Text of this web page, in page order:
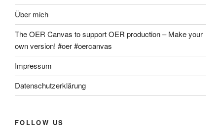
Über mich
The OER Canvas to support OER production – Make your
own version! #oer #oercanvas
Impressum
Datenschutzerklärung
FOLLOW US